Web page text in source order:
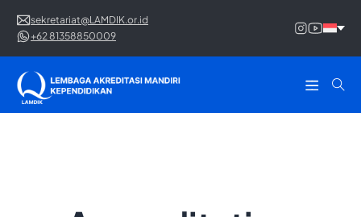
sekretariat@LAMDIK.or.id
+62 81358850009